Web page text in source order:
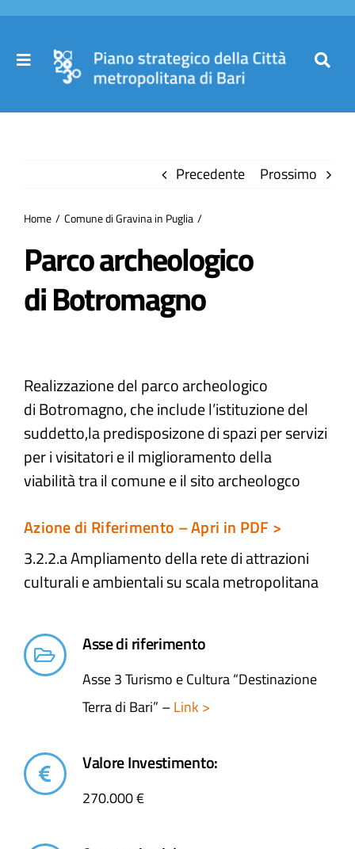
Salta
contenuto
Toggle
Partecipa
Atti e Docunenti
Notizie
Precedente Prossimo
Home Comune di Gravina in Puglia
Parco archeologico
di Botromagno
Realizzazione del parco archeologico
di Botromagno, che include l’istituzione del
suddetto,la predisposizone di spazi per servizi
per i visitatori e il miglioramento della
viabilità tra il comune e il sito archeologco
Azione di Riferimento – Apri in PDF >
3.2.2.a Ampliamento della rete di attrazioni
culturali e ambientali​ su scala metropolitana
Asse di riferimento
Asse 3 Turismo e Cultura “Destinazione
Terra di Bari” –Link >
Valore Investimento:
270.000 €